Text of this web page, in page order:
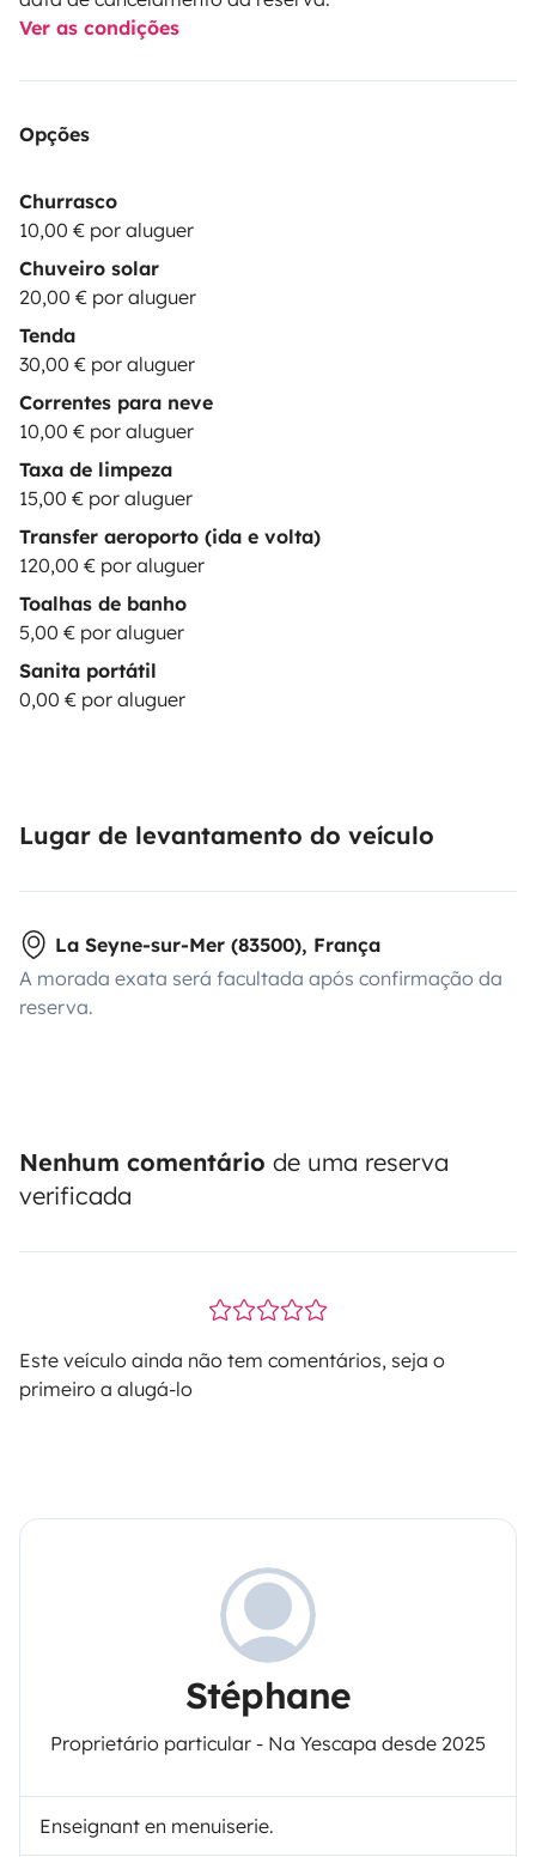
Ver as condições
Opções
Churrasco
10,00 € por aluguer
Chuveiro solar
20,00 € por aluguer
Tenda
30,00 € por aluguer
Correntes para neve
10,00 € por aluguer
Taxa de limpeza
15,00 € por aluguer
Transfer aeroporto (ida e volta)
120,00 € por aluguer
Toalhas de banho
5,00 € por aluguer
Sanita portátil
0,00 € por aluguer
Lugar de levantamento do veículo
La Seyne-sur-Mer (83500), França
A morada exata será facultada após confirmação da
reserva.
Nenhum comentário de uma reserva
verificada
Este veículo ainda não tem comentários, seja o
primeiro a alugá-lo
Stéphane
Proprietário particular - Na Yescapa desde 2025
Enseignant en menuiserie.